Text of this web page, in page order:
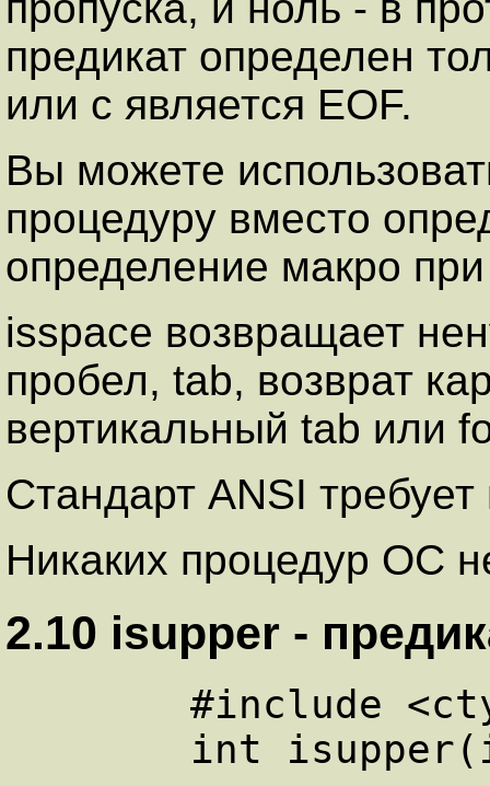
предикат определен
или с является EOF.
Вы можете
процедуру вместо
определение макро
isspace возвращает
пробел, tab, возврат
вертикальный tab или
Стандарт ANSI
Никаких процедур ОС
2.10 isupper -